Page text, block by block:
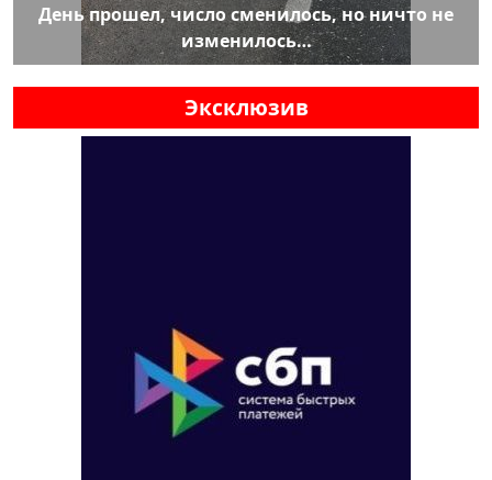
День прошел, число сменилось, но ничто не
изменилось…
Эксклюзив